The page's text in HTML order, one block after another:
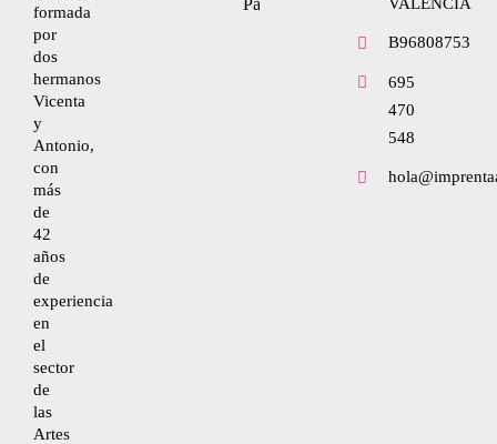
formada
por
dos
hermanos
Vicenta
y
Antonio,
con
más
de
42
años
de
experiencia
en
el
sector
de
las
Artes
B96808753
695
470
548